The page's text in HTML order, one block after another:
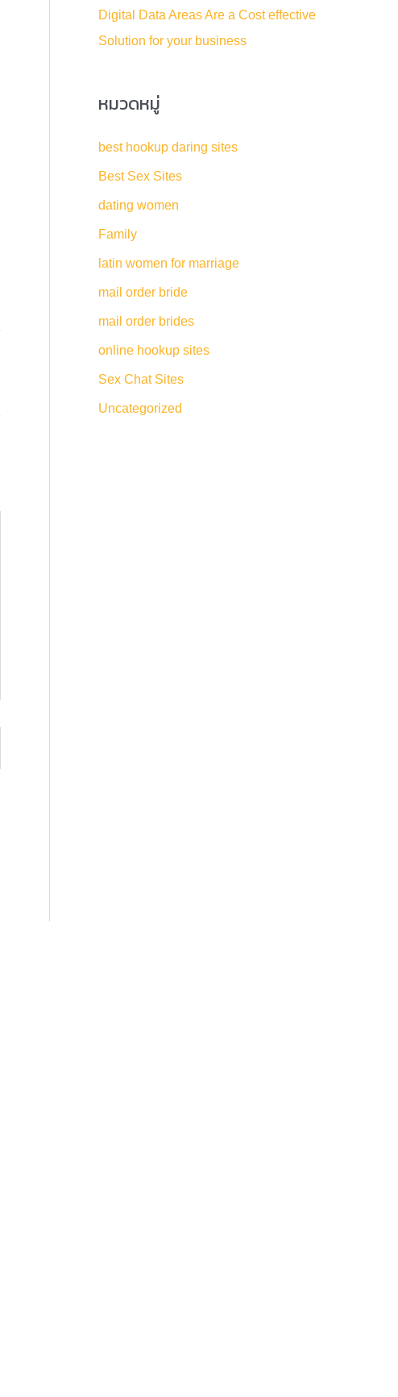
Digital Data Areas Are a Cost effective
Solution for your business
หมวดหมู่
best hookup daring sites
Best Sex Sites
dating women
Family
latin women for marriage
mail order bride
mail order brides
online hookup sites
Sex Chat Sites
Uncategorized